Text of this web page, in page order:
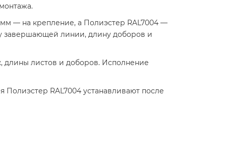
— на крепление, а Полиэстер RAL7004 —
завершающей линии, длину доборов и
длины листов и доборов. Исполнение
RAL7004 устанавливают после